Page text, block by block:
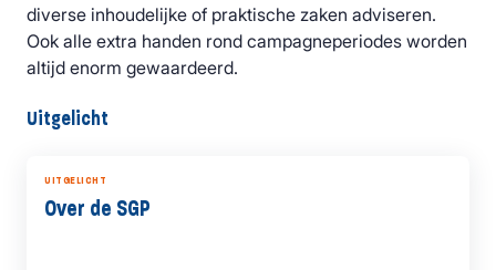
diverse inhoudelijke of praktische zaken adviseren.
Ook alle extra handen rond campagneperiodes worden
altijd enorm gewaardeerd.
Uitgelicht
UITGELICHT
Over de SGP